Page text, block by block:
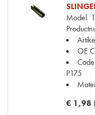
Model
OE
P175
€ 1,98